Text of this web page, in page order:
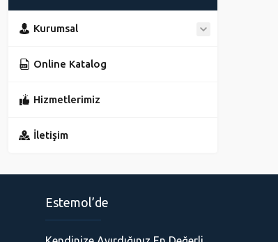
Kurumsal
Online Katalog
Hizmetlerimiz
İletişim
Estemol’de